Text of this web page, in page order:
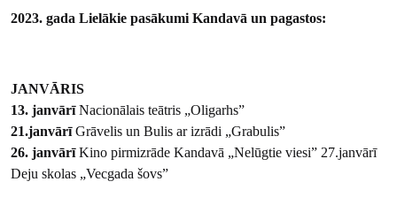
2023. gada Lielākie pasākumi Kandavā un pagastos:
JANVĀRIS
13. janvārīNacionālais teātris „Oligarhs”
21.janvārīGrāvelis un Bulis ar izrādi „Grabulis”
26. janvārīKino pirmizrāde Kandavā „Nelūgtie viesi” 27.janvārī
Deju skolas „Vecgada šovs”